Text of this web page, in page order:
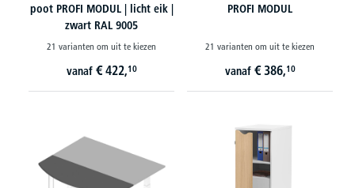
poot PROFI MODUL | licht eik |
zwart RAL 9005
21 varianten om uit te kiezen
vanaf € 422,10
PROFI MODUL
21 varianten om uit te kiezen
vanaf € 386,10